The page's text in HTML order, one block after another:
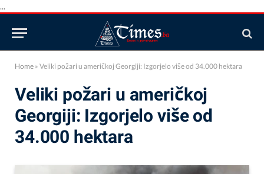
...
Home » Veliki požari u američkoj Georgiji: Izgorjelo više od 34.000 hektara
Veliki požari u američkoj
Georgiji: Izgorjelo više od
34.000 hektara